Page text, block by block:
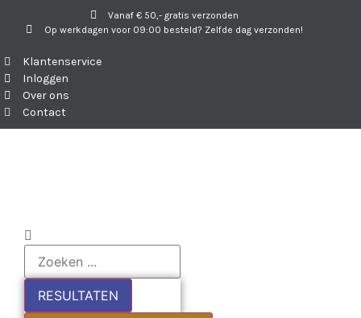
Vanaf € 50,- gratis verzonden
Op werkdagen voor 09:00 besteld? Zelfde dag verzonden!
Klantenservice
Inloggen
Over ons
Contact
RESULTATEN